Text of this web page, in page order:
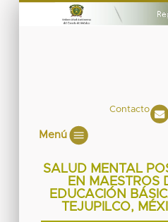
Contacto
Menú
SALUD MENTAL
EN MAESTROS
EDUCACIÓN
TEJUPILCO,